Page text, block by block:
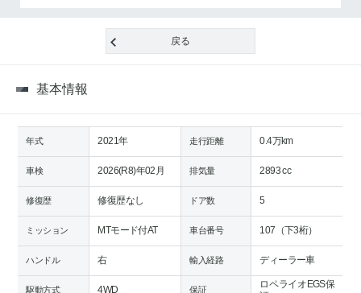
戻る
基本情報
年式 2021年 走行距離 0.4万km
車検 2026(R8)年02月 排気量 2893 cc
修復歴 修復歴なし ドア数 5
ミッション MTモード付AT 車台番号 107（下3桁）
ハンドル 右 輸入経路 ディーラー車
駆動方式 4WD 保証
ロペライオEGS保